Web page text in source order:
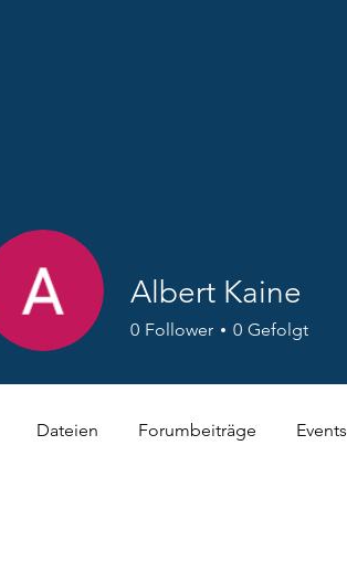
Albert Kaine
0 Follower 0 Gefolgt
Dateien Forumbeiträge Events